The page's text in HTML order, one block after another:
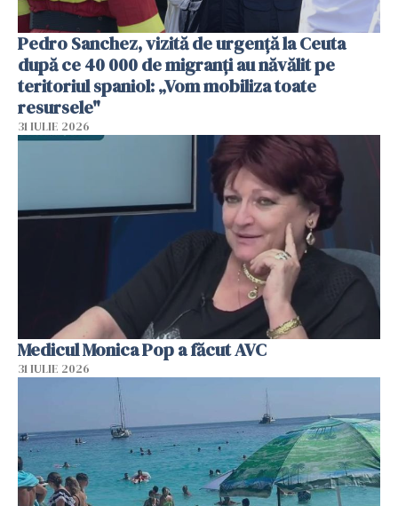
Pedro Sanchez, vizită de urgență la Ceuta
după ce 40 000 de migranți au năvălit pe
teritoriul spaniol: „Vom mobiliza toate
resursele"
31 IULIE 2026
Medicul Monica Pop a făcut AVC
31 IULIE 2026